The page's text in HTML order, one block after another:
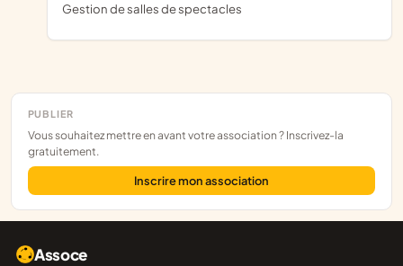
PUBLIER
Vous souhaitez mettre en avant votre association ? Inscrivez-la
gratuitement.
Inscrire mon association
Gestion de salles de spectacles
Assoce